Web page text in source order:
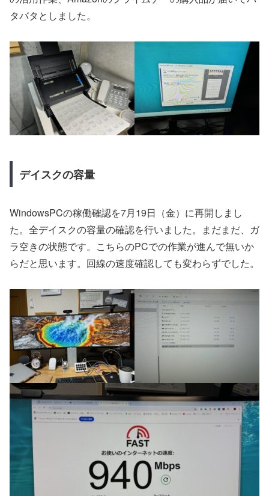
タバタとしました。
デイスクの容量
WindowsPCの稼働確認を7月19日（金）に再開しまし
た。全デイスクの容量の確認を行いました。まだまだ、ガ
ラ空きの状態です。こちらのPCでの作業が進んで無いか
らだと思います。回線の速度確認しても変わらずでした。